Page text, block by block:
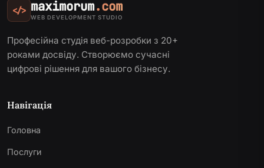
</> maximorum.com
WEB DEVELOPMENT STUDIO
Професійна студія веб-розробки з 20+
роками досвіду. Створюємо сучасні
цифрові рішення для вашого бізнесу.
Навігація
Головна
Послуги